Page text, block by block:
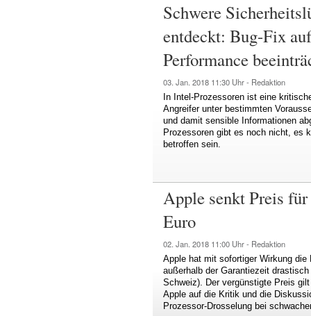
Schwere
entdeckt: Bug-Fix
Performance
03. Jan. 2018 11:30 Uhr - Redaktion
In Intel-Prozessoren ist eine
Angreifer unter bestimmten
und damit sensible Informationen
Prozessoren gibt es noch nicht, es
betroffen sein.
Apple senkt Preis
Euro
02. Jan. 2018 11:00 Uhr - Redaktion
Apple hat mit sofortiger Wirkung
außerhalb der Garantiezeit
Schweiz). Der vergünstigte Preis
Apple auf die Kritik und die
Prozessor-Drosselung bei